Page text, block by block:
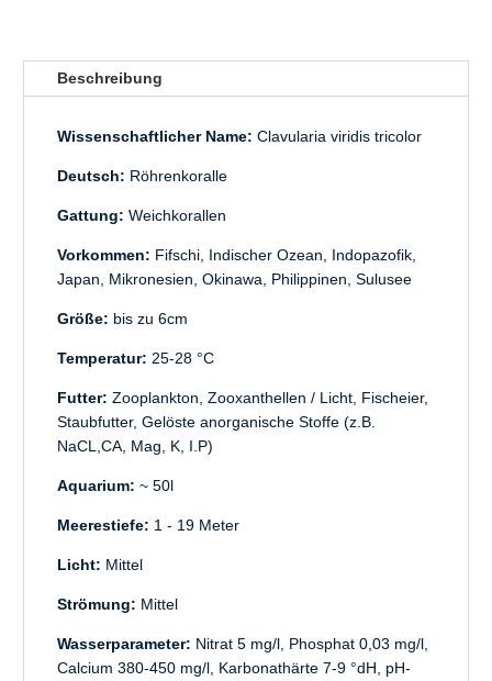
Beschreibung
Wissenschaftlicher Name: Clavularia viridis tricolor
Deutsch: Röhrenkoralle
Gattung: Weichkorallen
Vorkommen: Fifschi, Indischer Ozean, Indopazofik,
Japan, Mikronesien, Okinawa, Philippinen, Sulusee
Größe: bis zu 6cm
Temperatur: 25-28 °C
Futter: Zooplankton, Zooxanthellen / Licht, Fischeier,
Staubfutter, Gelöste anorganische Stoffe (z.B.
NaCL,CA, Mag, K, I.P)
Aquarium: ~ 50l
Meerestiefe: 1 - 19 Meter
Licht: Mittel
Strömung: Mittel
Wasserparameter: Nitrat 5 mg/l, Phosphat 0,03 mg/l,
Calcium 380-450 mg/l, Karbonathärte 7-9 °dH, pH-